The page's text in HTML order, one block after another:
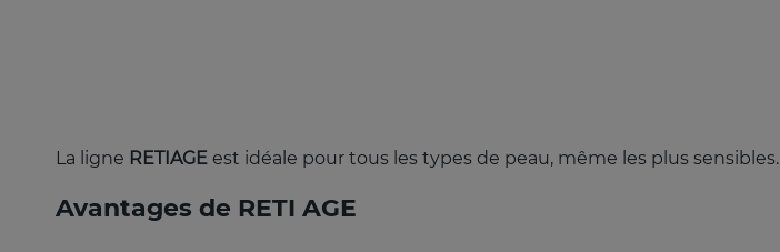
La ligne RETIAGE est idéale pour tous les types de peau, même les plus sensibles.
Avantages de RETI AGE